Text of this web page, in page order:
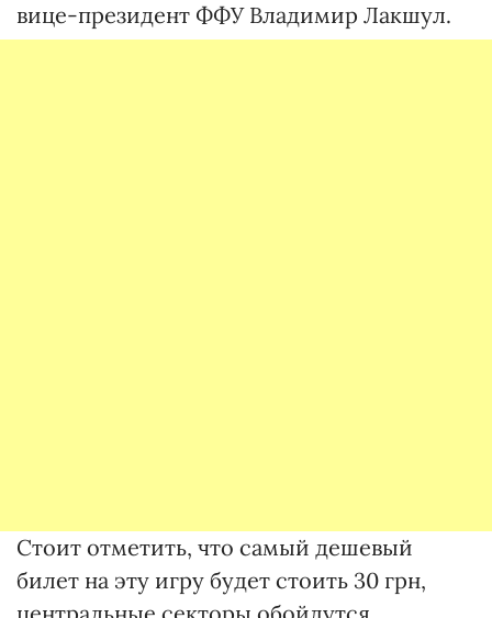
вице-президент ФФУ Владимир Лакшул.
Стоит отметить, что самый дешевый
билет на эту игру будет стоить 30 грн,